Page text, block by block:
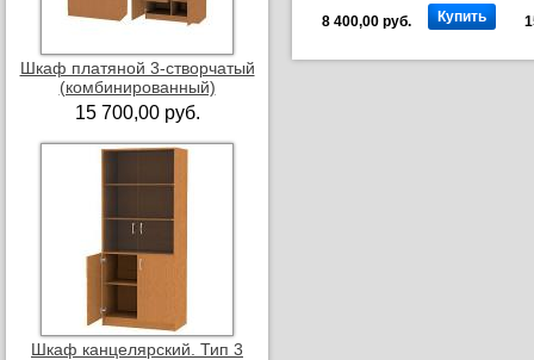
Шкаф платяной 3-створчатый
(комбинированный)
15 700,00 руб.
Шкаф канцелярский. Тип 3
8 400,00 руб. Купить